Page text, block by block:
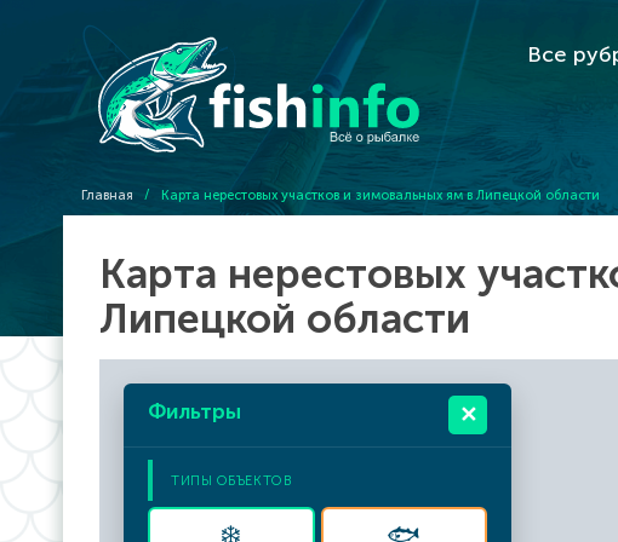
Все
Главная / Карта нерестовых участков и зимовальных ям в Липецкой области
Карта нерестовых
Липецкой области
Фильтры ✕
ТИПЫ ОБЪЕКТОВ
❄️ 🐟